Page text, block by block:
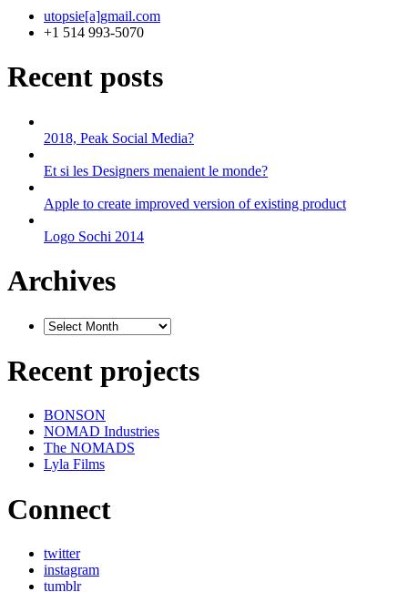
utopsie[a]gmail.com
+1 514 993-5070
Recent posts
2018, Peak Social Media?
Et si les Designers menaient le monde?
Apple to create improved version of existing product
Logo Sochi 2014
Archives
Recent projects
BONSON
NOMAD Industries
The NOMADS
Lyla Films
Connect
twitter
instagram
tumblr